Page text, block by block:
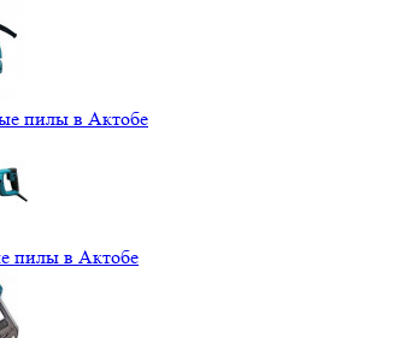
пилы в Актобе
пилы в Актобе